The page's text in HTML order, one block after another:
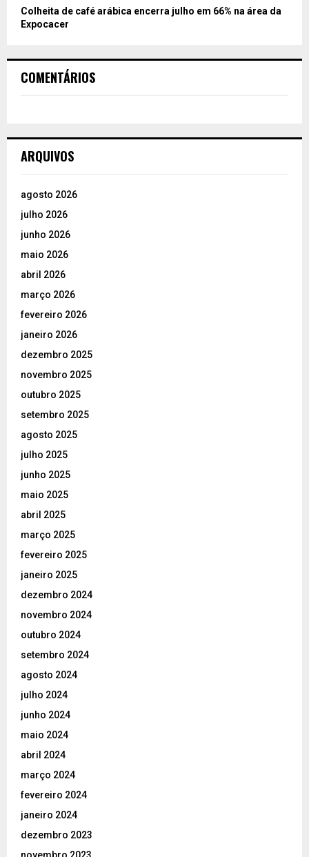
Colheita de café arábica encerra julho em 66% na área da
Expocacer
COMENTÁRIOS
ARQUIVOS
agosto 2026
julho 2026
junho 2026
maio 2026
abril 2026
março 2026
fevereiro 2026
janeiro 2026
dezembro 2025
novembro 2025
outubro 2025
setembro 2025
agosto 2025
julho 2025
junho 2025
maio 2025
abril 2025
março 2025
fevereiro 2025
janeiro 2025
dezembro 2024
novembro 2024
outubro 2024
setembro 2024
agosto 2024
julho 2024
junho 2024
maio 2024
abril 2024
março 2024
fevereiro 2024
janeiro 2024
dezembro 2023